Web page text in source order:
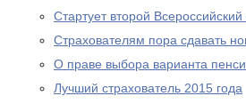
Стартует второй
Страхователям пора сдавать
О праве выбора варианта
Лучший страхователь 2015 года